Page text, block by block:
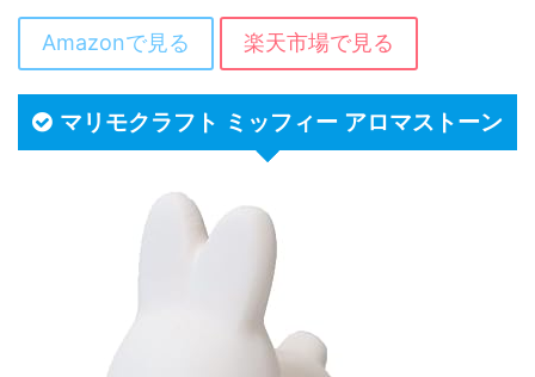
Amazonで見る 楽天市場で見る
マリモクラフト ミッフィー アロマストーン